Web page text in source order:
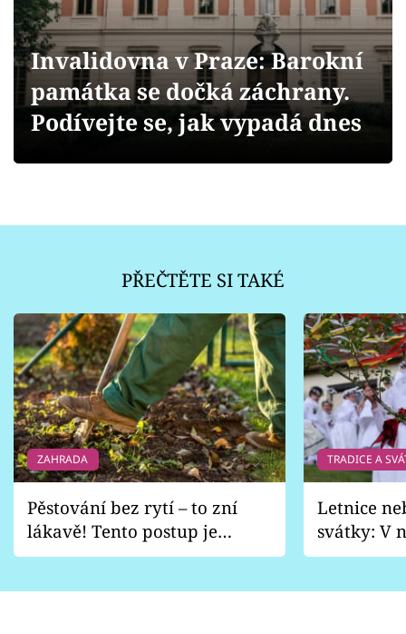
Přihlášení
Sledujte nás
Invalidovna v Praze: Barokní
památka se dočká záchrany.
Podívejte se, jak vypadá dnes
PŘEČTĚTE SI TAKÉ
ZAHRADA
Pěstování bez rytí – to zní
lákavě! Tento postup je
vhodný jen pro některé
TRADICE A
Letnice
svátky: V
pondělí